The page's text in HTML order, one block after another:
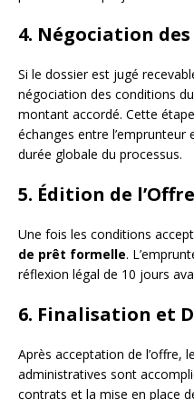
4. Négociation
Si le dossier est jugé
négociation des conditions
montant accordé. Cette
échanges entre
durée globale du processus.
5. Édition de
Une fois les conditions
de prêt formelle.
réflexion légal de 10 jours
6. Finalisation et
Après acceptation de l’offre,
administratives sont
contrats et la mise en place